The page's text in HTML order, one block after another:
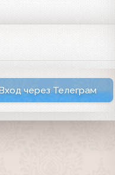
через Телеграм